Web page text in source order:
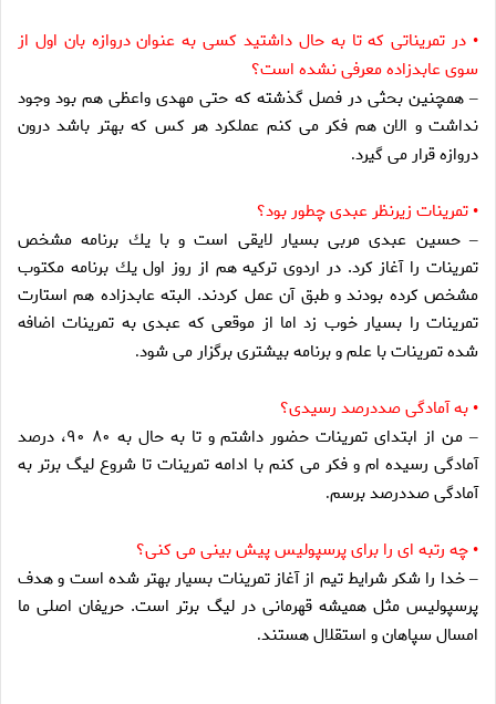
• در تمريناتى كه تا به حال داشتيد كسى به عنوان دروازه بان اول از
سوى عابدزاده معرفى نشده است؟
–همچنين بحثى در فصل گذشته كه حتى مهدى واعظى هم بود وجود
نداشت و الان هم فكر مى كنم عملكرد هر كس كه بهتر باشد درون
دروازه قرار مى گيرد.
• تمرينات زيرنظر عبدى چطور بود؟
–حسين عبدى مربى بسيار لايقى است و با يك برنامه مشخص
تمرينات را آغاز كرد. در اردوى تركيه هم از روز اول يك برنامه مكتوب
مشخص كرده بودند و طبق آن عمل كردند. البته عابدزاده هم استارت
تمرينات را بسيار خوب زد اما از موقعى كه عبدى به تمرينات اضافه
شده تمرينات با علم و برنامه بيشترى برگزار مى شود.
• به آمادگى صددرصد رسيدى؟
–
من از ابتداى تمرينات حضور داشتم و تا به حال به ۸۰ ۹۰، درصد
آمادگى رسيده ام و فكر مى كنم با ادامه تمرينات تا شروع ليگ برتر به
آمادگى صددرصد برسم.
• چه رتبه اى را براى پرسپوليس پيش بينى مى كنى؟
–خدا را شكر شرايط تيم از آغاز تمرينات بسيار بهتر شده است و هدف
پرسپوليس مثل هميشه قهرمانى در ليگ برتر است. حريفان اصلى ما
امسال سپاهان و استقلال هستند.